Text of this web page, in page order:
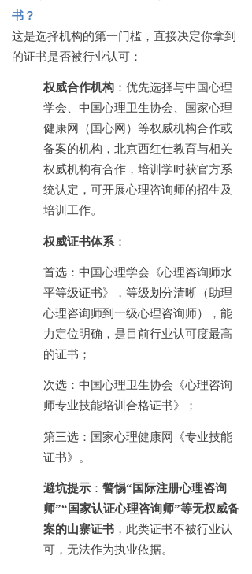
书？
这是选择机构的第一门槛，直接决定你拿到
的证书是否被行业认可：
权威合作机构 ：优先选择与中国心理
学会、中国心理卫生协会、国家心理
健康网（国心网）等权威机构合作或
备案的机构，北京西红仕教育与相关
权威机构有合作，培训学时获官方系
统认定，可开展心理咨询师的招生及
培训工作。
权威证书体系 ：
首选：中国心理学会《心理咨询师水
平等级证书》，等级划分清晰（助理
心理咨询师到一级心理咨询师），能
力定位明确，是目前行业认可度最高
的证书；
次选：中国心理卫生协会《心理咨询
师专业技能培训合格证书》；
第三选：国家心理健康网《专业技能
证书》。
避坑提示 ： 警惕“国际注册心理咨询
师”“国家认证心理咨询师”等无权威备
案的山寨证书 ，此类证书不被行业认
可，无法作为执业依据。